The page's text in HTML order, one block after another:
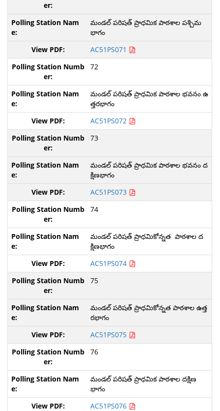
మండల్ పరిషత్ ప్రాధమిక పాఠశాల పశ్చిమ
భాగం
AC51PS071
72
మండల్ పరిషత్ ప్రాధమిక పాఠశాల భవనం ఉ
త్తరభాగం
AC51PS072
73
మండల్ పరిషత్ ప్రాధమిక పాఠశాల భవనం ద
క్షిణభాగం
AC51PS073
74
మండల్ పరిషత్ ప్రాధమికోన్నత పాఠశాల ద
క్షిణభాగం
AC51PS074
75
మండల్ పరిషత్ ప్రాధమికోన్నత పాఠశాల ఉత్త
రభాగం
AC51PS075
76
మండల్ పరిషత్ ప్రాధమిక పాఠశాల దక్షిణ
భాగం
AC51PS076